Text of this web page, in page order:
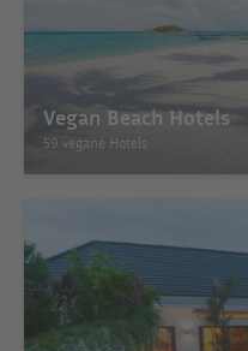
Vegan Beach Hotels
59 vegane Hotels